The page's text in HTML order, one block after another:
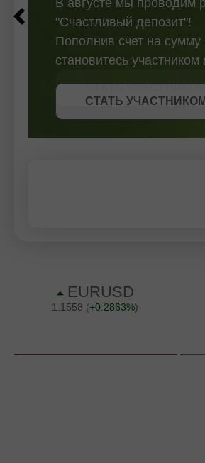
СТАТЬ
"Счастливый депозит"!
Пополнив счет на
становитесь участником
СТАТЬ УЧАСТНИКОМ
ПОЛУЧИТЬ БОНУС